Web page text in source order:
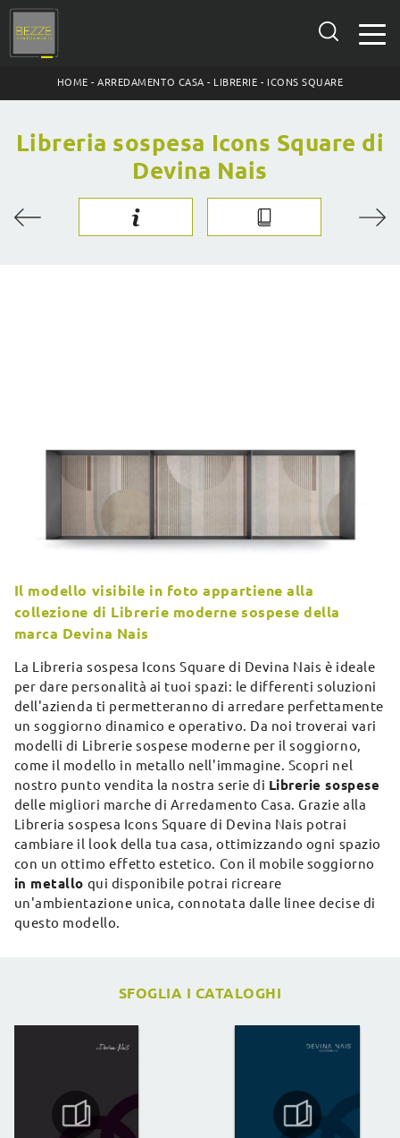
HOME -ARREDAMENTO CASA - LIBRERIE - ICONS SQUARE
Libreria sospesa Icons Square di
Devina Nais
Il modello visibile in foto appartiene alla
collezione di Librerie moderne sospese della
marca Devina Nais
La Libreria sospesa Icons Square di Devina Nais è ideale
per dare personalità ai tuoi spazi: le differenti soluzioni
dell'azienda ti permetteranno di arredare perfettamente
un soggiorno dinamico e operativo. Da noi troverai vari
modelli di Librerie sospese moderne per il soggiorno,
come il modello in metallo nell'immagine. Scopri nel
nostro punto vendita la nostra serie di Librerie sospese
delle migliori marche di Arredamento Casa. Grazie alla
Libreria sospesa Icons Square di Devina Nais potrai
cambiare il look della tua casa, ottimizzando ogni spazio
con un ottimo effetto estetico. Con il mobile soggiorno
in metallo qui disponibile potrai ricreare
un'ambientazione unica, connotata dalle linee decise di
questo modello.
SFOGLIA I CATALOGHI